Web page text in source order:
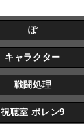
ぽ
キャラクター
戦闘処理
視聴室 ポレン9